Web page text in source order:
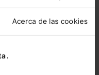
Acerca de las cookies
inscripción y